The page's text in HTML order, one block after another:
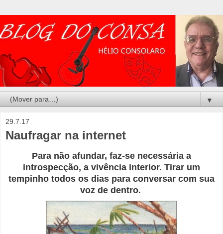
▼
29.7.17
Naufragar na internet
Para não afundar, faz-se necessária a
introspecção, a vivência interior. Tirar um
tempinho todos os dias para conversar com sua
voz de dentro.